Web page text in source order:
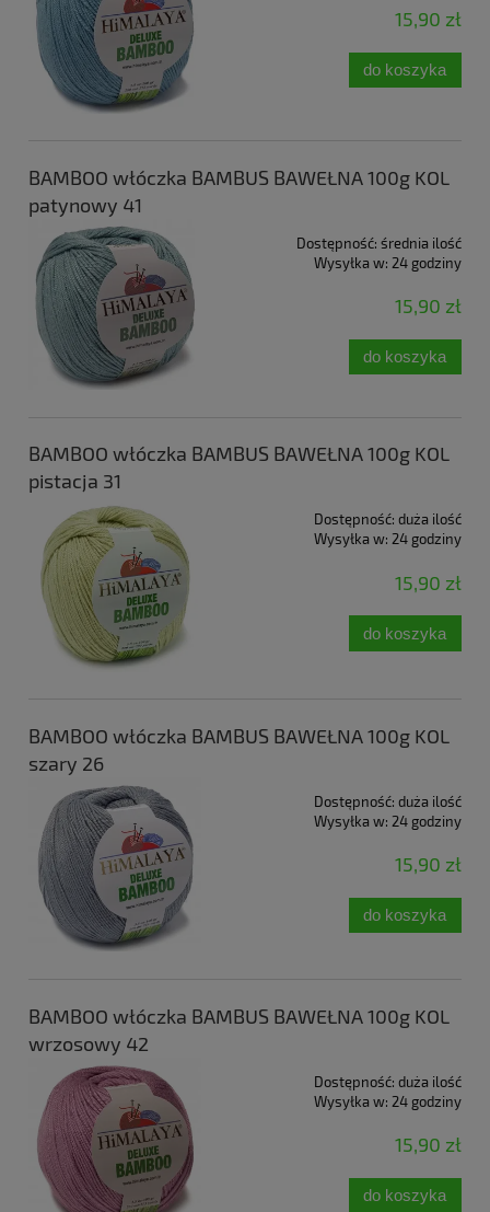
15,90 zł
do koszyka
BAMBOO włóczka BAMBUS BAWEŁNA 100g KOL
patynowy 41
Dostępność: średnia ilość
Wysyłka w: 24 godziny
15,90 zł
do koszyka
BAMBOO włóczka BAMBUS BAWEŁNA 100g KOL
pistacja 31
Dostępność: duża ilość
Wysyłka w: 24 godziny
15,90 zł
do koszyka
BAMBOO włóczka BAMBUS BAWEŁNA 100g KOL
szary 26
Dostępność: duża ilość
Wysyłka w: 24 godziny
15,90 zł
do koszyka
BAMBOO włóczka BAMBUS BAWEŁNA 100g KOL
wrzosowy 42
Dostępność: duża ilość
Wysyłka w: 24 godziny
15,90 zł
do koszyka